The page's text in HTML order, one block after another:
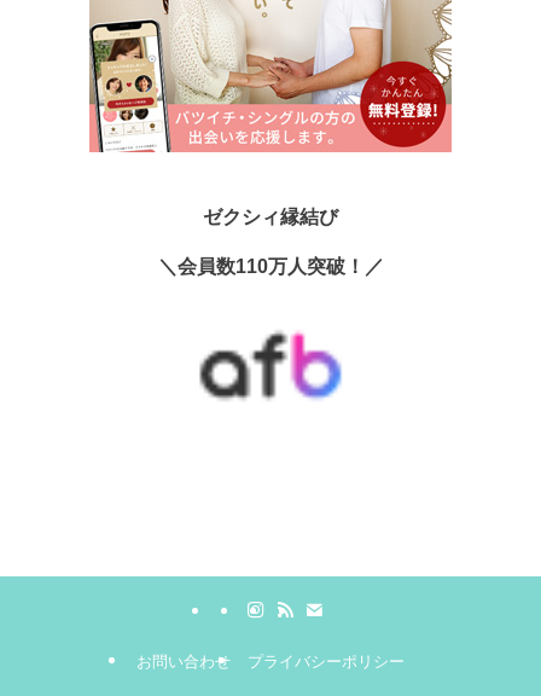
ゼクシィ縁結び
＼会員数110万人突破！／
お問い合わせ プライバシーポリシー